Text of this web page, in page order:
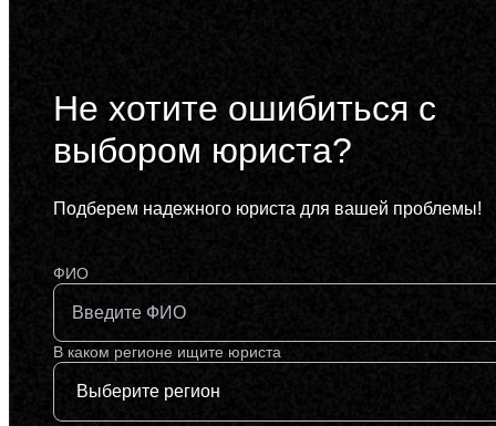
Не хотите ошибиться с
выбором юриста?
Подберем надежного юриста для вашей проблемы!
ФИО
В каком регионе ищите юриста